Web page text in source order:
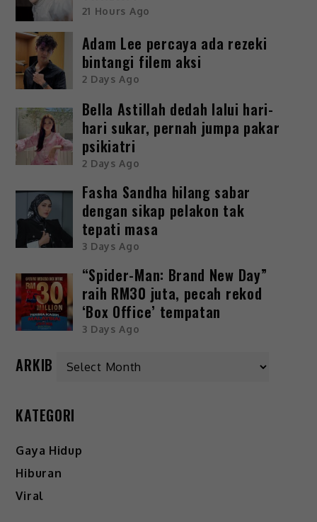
21 Hours Ago
Adam Lee percaya ada rezeki
bintangi filem aksi
2 Days Ago
Bella Astillah dedah lalui hari-
hari sukar, pernah jumpa pakar
psikiatri
2 Days Ago
Fasha Sandha hilang sabar
dengan sikap pelakon tak
tepati masa
3 Days Ago
“Spider-Man: Brand New Day”
raih RM30 juta, pecah rekod
‘Box Office’ tempatan
3 Days Ago
ARKIB
KATEGORI
Gaya Hidup
Hiburan
Viral